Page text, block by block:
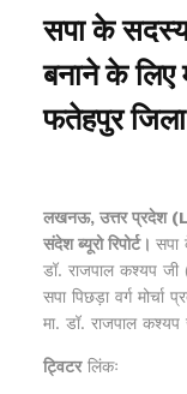
सपा के
बनाने के लिए
फतेहपुर
लखनऊ, उत्तर प्रदेश
संदेश ब्यूरो रिपोर्ट। सपा
डॉ. राजपाल कश्यप जी
सपा पिछड़ा वर्ग
मा. डॉ. राजपाल
ट्विटरलिंकः